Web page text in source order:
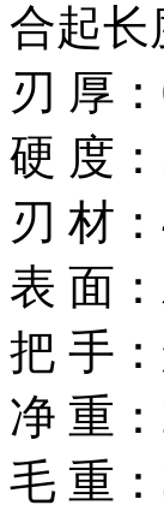
合起长
刃 厚
硬 度
刃 材
表 面
把 手
净 重
毛 重